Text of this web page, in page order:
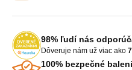
98% ľudí nás
Dôveruje nám už viac ako
100% bezpečné